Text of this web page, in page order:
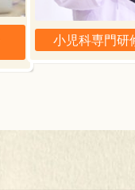
小児科専門研